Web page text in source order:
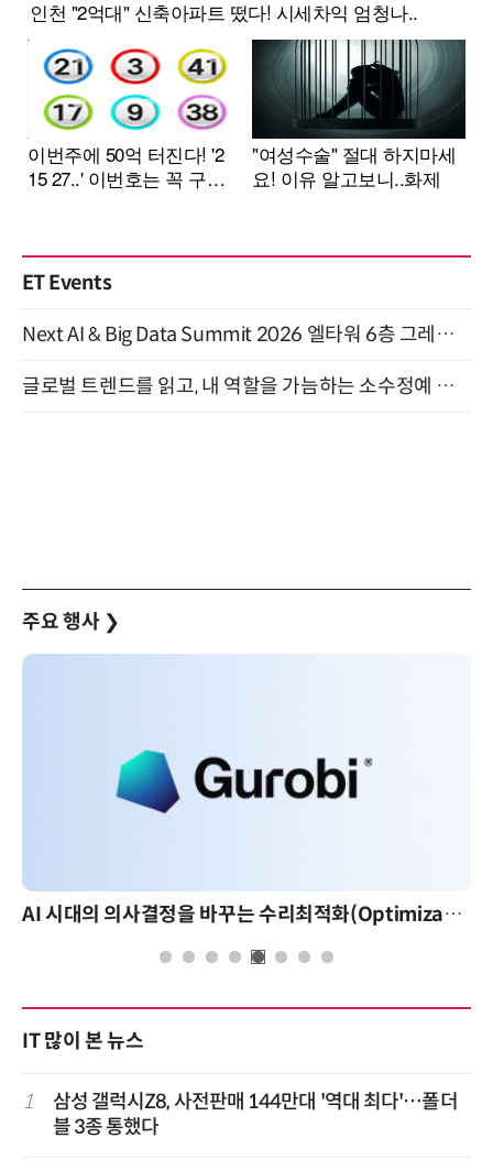
ET Events
Next AI & Big Data Summit 2026 엘타워 6층 그레이스홀 개최 (9/18)
글로벌 트렌드를 읽고, 내 역할을 가늠하는 소수정예 실습 워크숍 (8/28)
주요 행사 ❯
AI 시대의 의사결정을 바꾸는 수리최적화(Optimization): 실제 산업 적용 사례와 활용 전략
IT 많이 본 뉴스
1
삼성 갤럭시Z8, 사전판매 144만대 '역대 최다'…폴더
블 3종 통했다